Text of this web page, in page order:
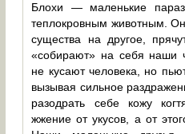
Блохи — маленькие
теплокровным животным.
существа на другое,
«собирают» на себя наши
не кусают человека, но
вызывая сильное
разодрать себе кожу
жжение от укусов, а от